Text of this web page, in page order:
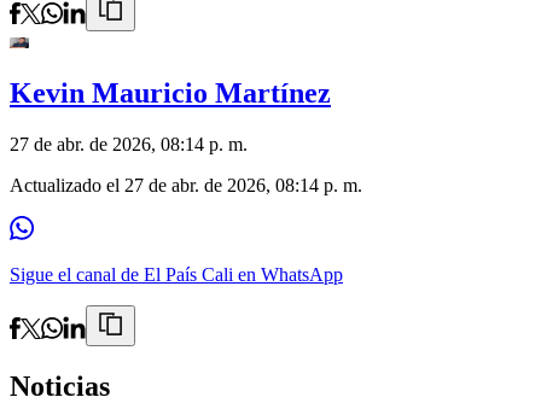
Kevin Mauricio Martínez
27 de abr. de 2026, 08:14 p. m.
Actualizado el 27 de abr. de 2026, 08:14 p. m.
Sigue el canal de El País Cali en WhatsApp
Noticias